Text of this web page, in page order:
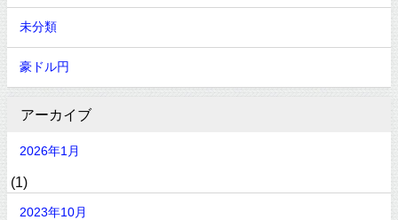
未分類
豪ドル円
アーカイブ
2026年1月
(1)
2023年10月